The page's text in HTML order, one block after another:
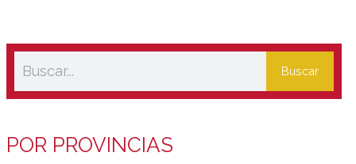
Buscar
POR PROVINCIAS